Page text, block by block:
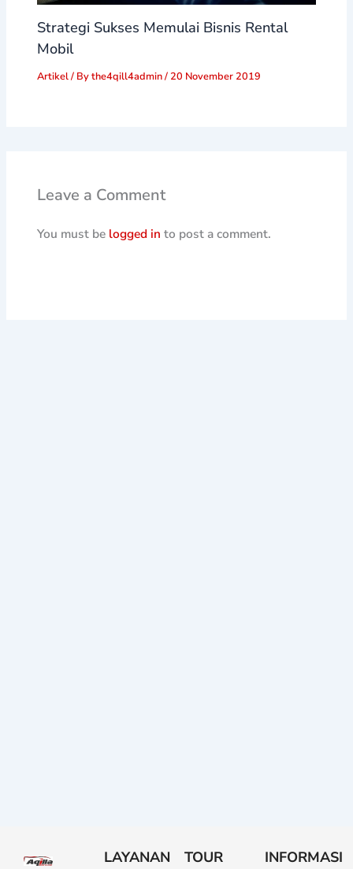
Strategi Sukses Memulai Bisnis Rental
Mobil
Artikel/ Bythe4qill4admin/ 20 November 2019
Leave a Comment
You must be logged in to post a comment.
LAYANAN TOUR INFORMASI